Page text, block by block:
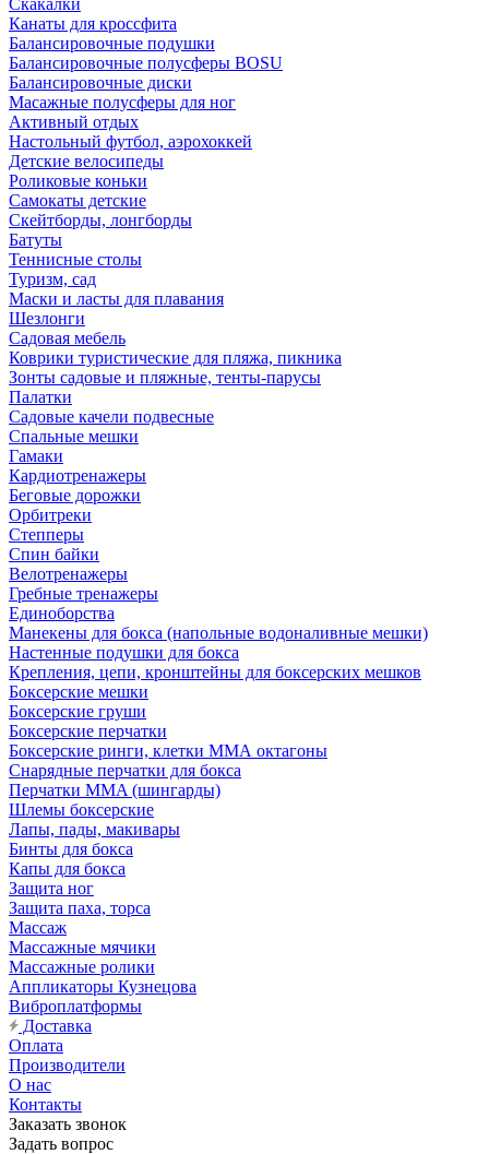
Скакалки
Канаты для кроссфита
Балансировочные подушки
Балансировочные полусферы BOSU
Балансировочные диски
Масажные полусферы для ног
Активный отдых
Настольный футбол, аэрохоккей
Детские велосипеды
Роликовые коньки
Самокаты детские
Скейтборды, лонгборды
Батуты
Теннисные столы
Туризм, сад
Маски и ласты для плавания
Шезлонги
Садовая мебель
Коврики туристические для пляжа, пикника
Зонты садовые и пляжные, тенты-парусы
Палатки
Садовые качели подвесные
Спальные мешки
Гамаки
Кардиотренажеры
Беговые дорожки
Орбитреки
Степперы
Спин байки
Велотренажеры
Гребные тренажеры
Единоборства
Манекены для бокса (напольные водоналивные мешки)
Настенные подушки для бокса
Крепления, цепи, кронштейны для боксерских мешков
Боксерские мешки
Боксерские груши
Боксерские перчатки
Боксерские ринги, клетки ММА октагоны
Снарядные перчатки для бокса
Перчатки MMA (шингарды)
Шлемы боксерские
Лапы, пады, макивары
Бинты для бокса
Капы для бокса
Защита ног
Защита паха, торса
Массаж
Массажные мячики
Массажные ролики
Аппликаторы Кузнецова
Виброплатформы
Доставка
Оплата
Производители
О нас
Контакты
Заказать звонок
Задать вопрос